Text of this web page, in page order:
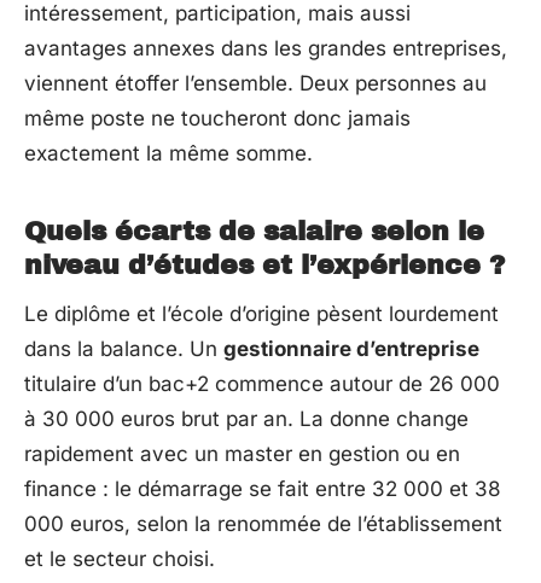
intéressement, participation, mais aussi
avantages annexes dans les grandes entreprises,
viennent étoffer l’ensemble. Deux personnes au
même poste ne toucheront donc jamais
exactement la même somme.
Quels écarts de salaire selon le
niveau d’études et l’expérience ?
Le diplôme et l’école d’origine pèsent lourdement
dans la balance. Un gestionnaire d’entreprise
titulaire d’un bac+2 commence autour de 26 000
à 30 000 euros brut par an. La donne change
rapidement avec un master en gestion ou en
finance : le démarrage se fait entre 32 000 et 38
000 euros, selon la renommée de l’établissement
et le secteur choisi.